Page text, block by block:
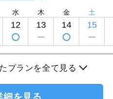
水
12
木
13
金
14
土
15
プランを全て見る
細を見る